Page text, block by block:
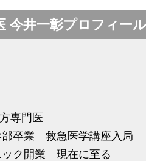
今井一彰プロフィール
専門医
卒業 救急医学講座入局
ク開業 現在に至る